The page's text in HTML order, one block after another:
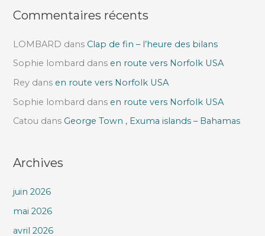
Commentaires récents
LOMBARD dans Clap de fin – l’heure des bilans
Sophie lombard dans en route vers Norfolk USA
Rey dans en route vers Norfolk USA
Sophie lombard dans en route vers Norfolk USA
Catou dans George Town , Exuma islands – Bahamas
Archives
juin 2026
mai 2026
avril 2026